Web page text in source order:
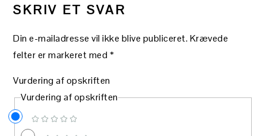
SKRIV ET SVAR
Din e-mailadresse vil ikke blive publiceret.Krævede
felter er markeret med *
Vurdering af opskriften
Vurdering af opskriften